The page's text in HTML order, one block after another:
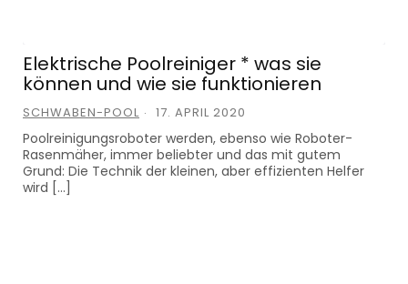
Elektrische Poolreiniger * was sie
können und wie sie funktionieren
SCHWABEN-POOL 17. APRIL 2020
Poolreinigungsroboter werden, ebenso wie Roboter-
Rasenmäher, immer beliebter und das mit gutem
Grund: Die Technik der kleinen, aber effizienten Helfer
wird […]